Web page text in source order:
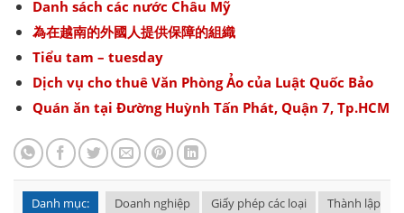
Danh sách các nước Châu Mỹ
為在越南的外國人提供保障的組織
Tiểu tam – tuesday
Dịch vụ cho thuê Văn Phòng Ảo của Luật Quốc Bảo
Quán ăn tại Đường Huỳnh Tấn Phát, Quận 7, Tp.HCM
Danh mục: Doanh nghiệp Giấy phép các loại
Thành lập